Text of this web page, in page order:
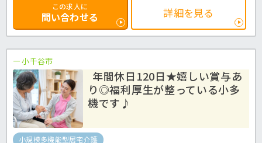
この求人に
問い合わせる 詳細を見る
小千谷市
年間休日120日★嬉しい賞与あ
り◎福利厚生が整っている小多
機です♪
小規模多機能型居宅介護